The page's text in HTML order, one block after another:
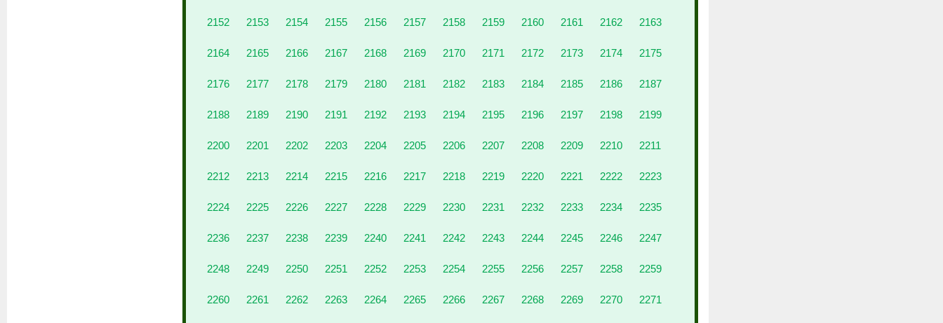
2152 2153 2154 2155 2156 2157 2158 2159 2160 2161 2162 2163
2164 2165 2166 2167 2168 2169 2170 2171 2172 2173 2174 2175
2176 2177 2178 2179 2180 2181 2182 2183 2184 2185 2186 2187
2188 2189 2190 2191 2192 2193 2194 2195 2196 2197 2198 2199
2200 2201 2202 2203 2204 2205 2206 2207 2208 2209 2210 2211
2212 2213 2214 2215 2216 2217 2218 2219 2220 2221 2222 2223
2224 2225 2226 2227 2228 2229 2230 2231 2232 2233 2234 2235
2236 2237 2238 2239 2240 2241 2242 2243 2244 2245 2246 2247
2248 2249 2250 2251 2252 2253 2254 2255 2256 2257 2258 2259
2260 2261 2262 2263 2264 2265 2266 2267 2268 2269 2270 2271